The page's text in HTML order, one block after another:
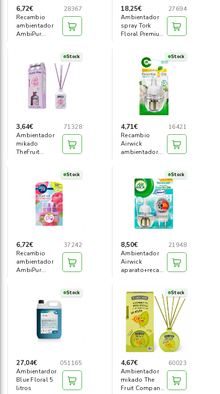
6,72€
28367
Recambio
ambientador
AmbiPur
18,25€
27694
Ambientador
spray Tork
Floral Premium
Stock
3,64€
71328
Ambientador
mikado
TheFruit
Stock
4,71€
16421
Recambio
Airwick
ambientador
Stock
6,72€
37242
Recambio
ambientador
AmbiPur
Stock
8,50€
21948
Ambientador
Airwick
aparato+recambio
Stock
27,04€
051165
Ambientardor
Blue Floral 5
litros
Stock
4,67€
60023
Ambientador
mikado The
Fruit Company